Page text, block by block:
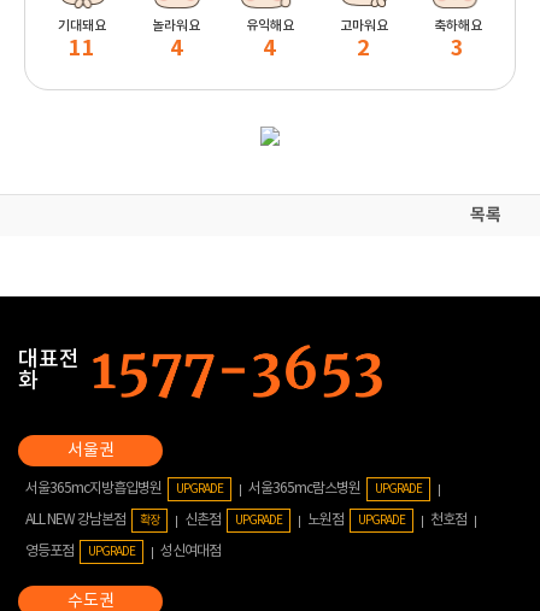
기대돼요
11
놀라워요
4
유익해요
4
고마워요
2
축하해요
3
목록
대표전
화
서울365mc지방흡입병원 UPGRADE 서울365mc람스병원 UPGRADE
ALL NEW 강남본점 확장 신촌점 UPGRADE 노원점 UPGRADE
천호점
영등포점
UPGRADE 성신여대점